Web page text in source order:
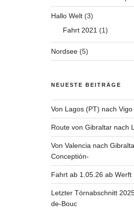
Hallo Welt(3)
Fahrt 2021 (1)
Nordsee(5)
NEUESTE BEITRÄGE
Von Lagos (PT) nach Vigo
Route von Gibraltar nach
Von Valencia nach
Conceptión-
Fahrt ab 1.05.26 ab
Letzter Törnabschnitt
de-Bouc